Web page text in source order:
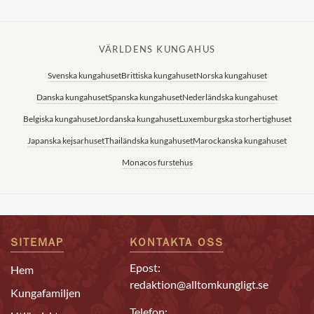
VÄRLDENS KUNGAHUS
Svenska kungahusetBrittiska kungahusetNorska kungahuset
Danska kungahusetSpanska kungahusetNederländska kungahuset
Belgiska kungahusetJordanska kungahusetLuxemburgska storhertighuset
Japanska kejsarhusetThailändska kungahusetMarockanska kungahuset
Monacos furstehus
SITEMAP
Hem
Kungafamiljen
KONTAKTA OSS
Epost:
redaktion@alltomkungligt.se